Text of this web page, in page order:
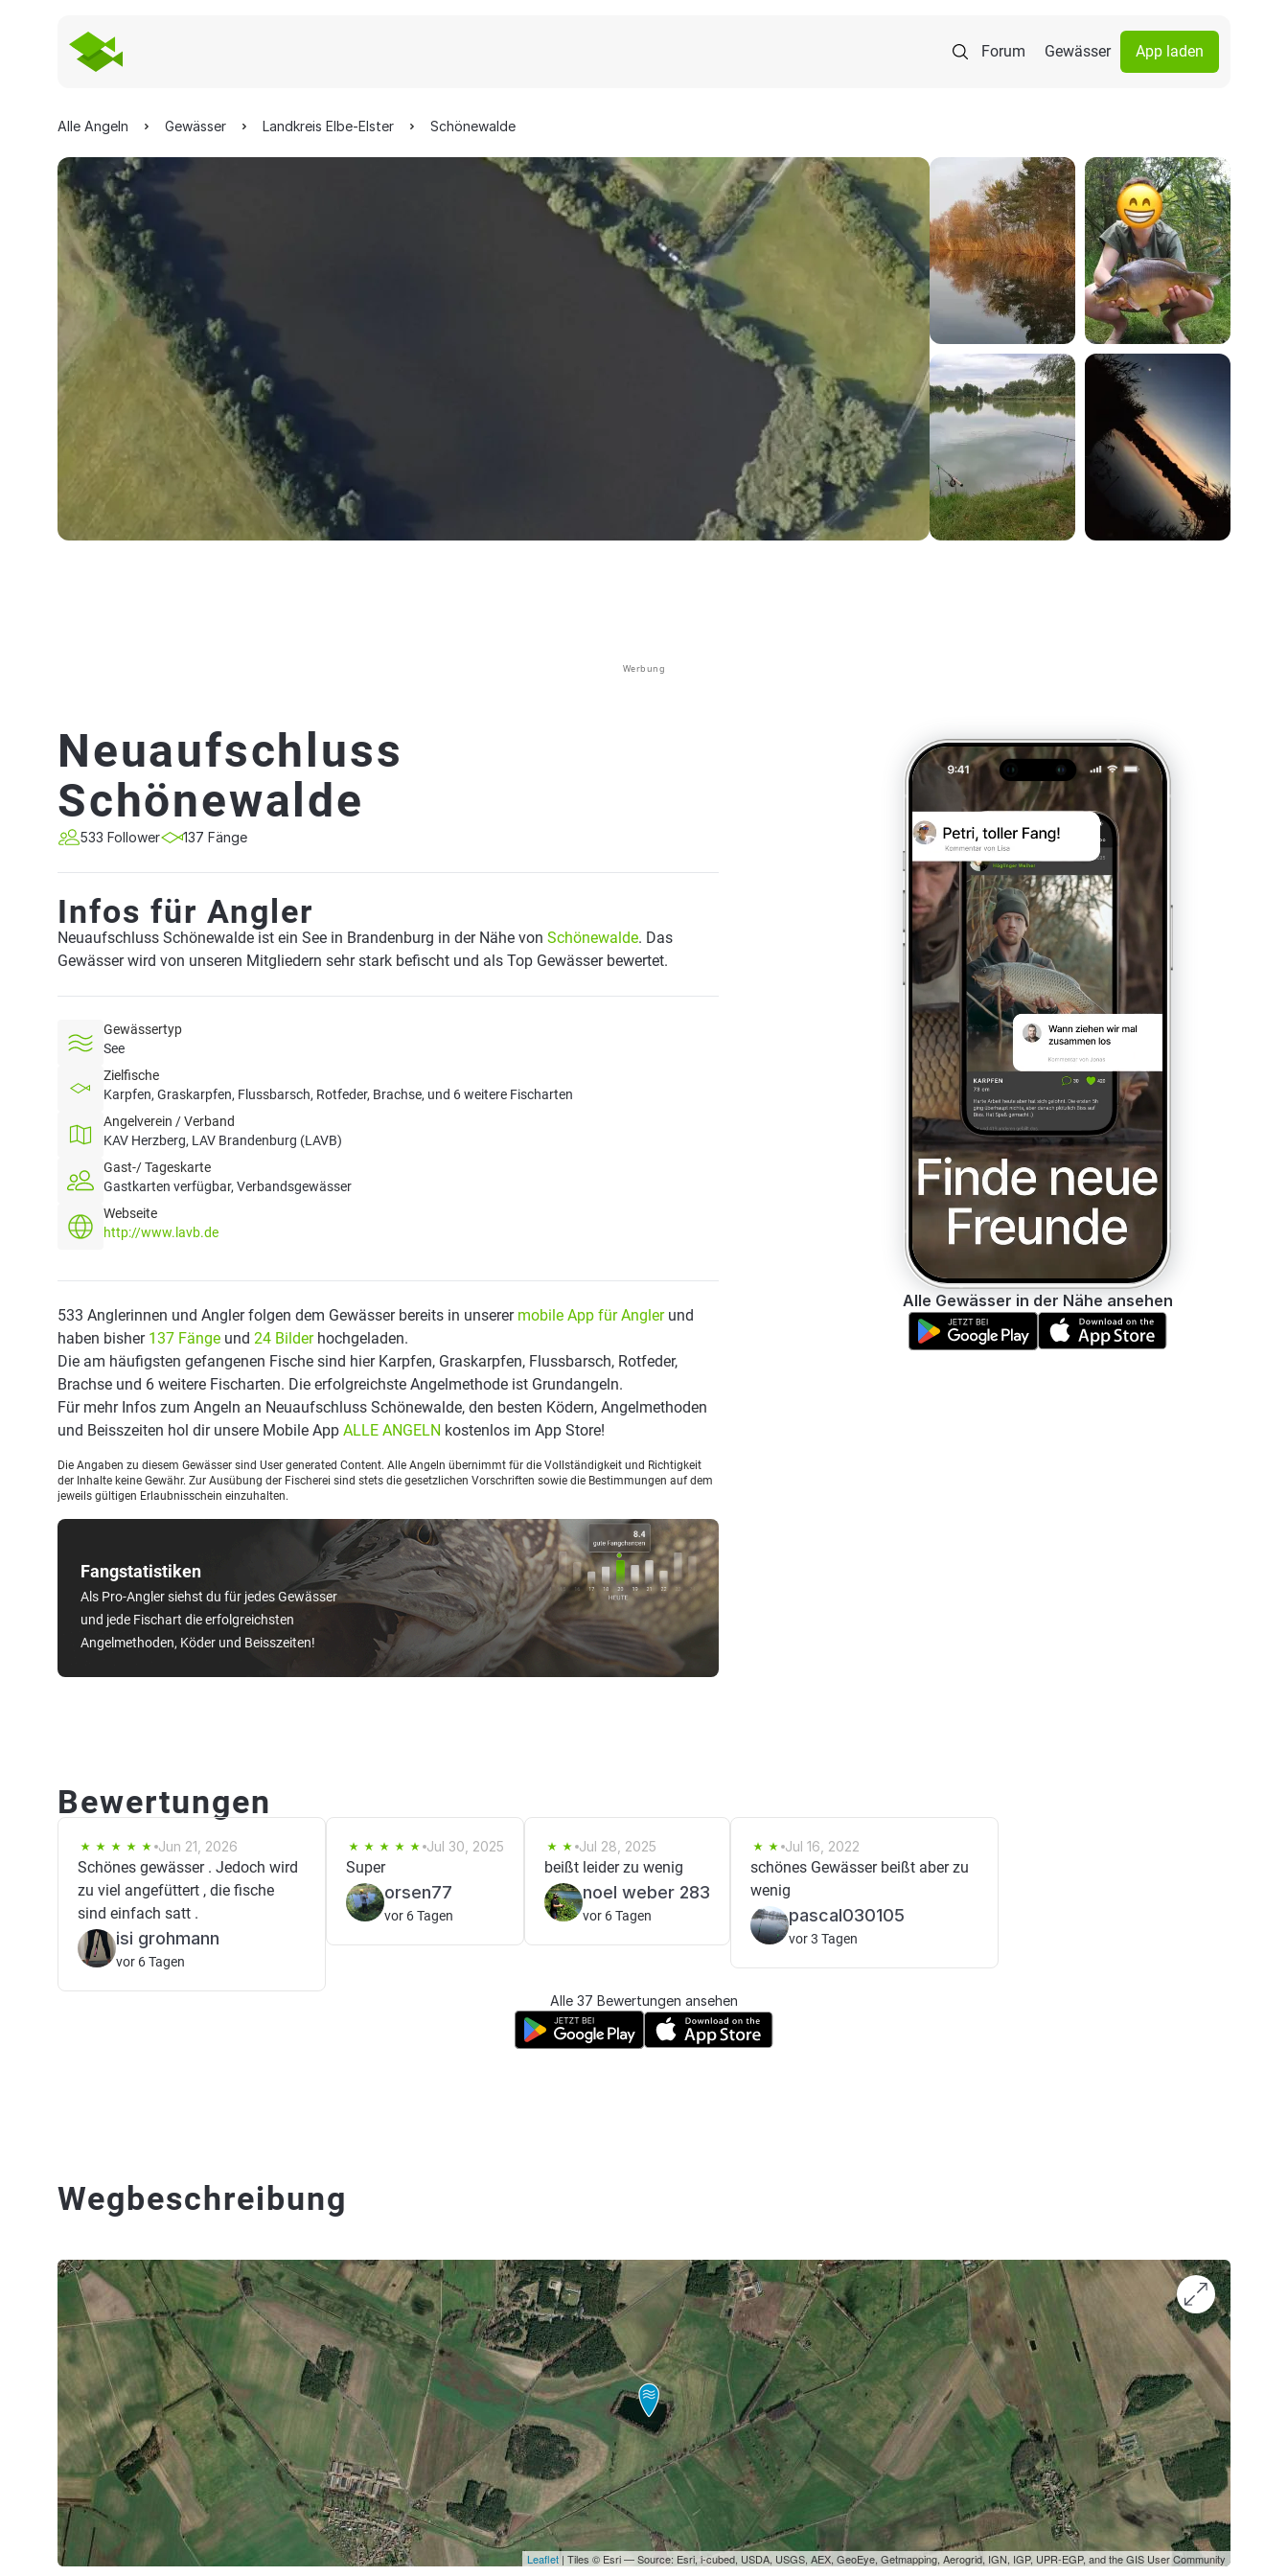
Forum Gewässer App laden
Alle Angeln Gewässer Landkreis Elbe-Elster Schönewalde
Werbung
Neuaufschluss
Schönewalde
533 Follower 137 Fänge
Infos für Angler
Neuaufschluss Schönewalde ist ein See in Brandenburg in der Nähe von Schönewalde. Das
Gewässer wird von unseren Mitgliedern sehr stark befischt und als Top Gewässer bewertet.
Gewässertyp
See
Zielfische
Karpfen, Graskarpfen, Flussbarsch, Rotfeder, Brachse, und 6 weitere Fischarten
Angelverein / Verband
KAV Herzberg, LAV Brandenburg (LAVB)
Gast-/ Tageskarte
Gastkarten verfügbar, Verbandsgewässer
Webseite
http://www.lavb.de
Fangstatistiken
Als Pro-Angler siehst du für jedes Gewässer
und jede Fischart die erfolgreichsten
Angelmethoden, Köder und Beisszeiten!
533 Anglerinnen und Angler folgen dem Gewässer bereits in unserer mobile App für Anglerund
haben bisher 137 Fänge und 24 Bilderhochgeladen.
Die am häufigsten gefangenen Fische sind hier Karpfen, Graskarpfen, Flussbarsch, Rotfeder,
Brachse und 6 weitere Fischarten. Die erfolgreichste Angelmethode ist Grundangeln.
Für mehr Infos zum Angeln an Neuaufschluss Schönewalde, den besten Ködern, Angelmethoden
und Beisszeiten hol dir unsere Mobile App ALLE ANGELN kostenlos im App Store!
Die Angaben zu diesem Gewässer sind User generated Content. Alle Angeln übernimmt für die Vollständigkeit und Richtigkeit
der Inhalte keine Gewähr. Zur Ausübung der Fischerei sind stets die gesetzlichen Vorschriften sowie die Bestimmungen auf dem
jeweils gültigen Erlaubnisschein einzuhalten.
Alle Gewässer in der Nähe ansehen
Bewertungen
Jun 21, 2026
Schönes gewässer . Jedoch wird
zu viel angefüttert , die fische
sind einfach satt .
isi grohmann
vor 6 Tagen
Jul 30, 2025
Super
orsen77
vor 6 Tagen
Jul 28, 2025
beißt leider zu wenig
noel weber 283
vor 6 Tagen
Jul 16, 2022
schönes Gewässer beißt aber zu
wenig
pascal030105
vor 3 Tagen
Alle 37 Bewertungen ansehen
Wegbeschreibung
Leaflet | Tiles © Esri — Source: Esri, i-cubed, USDA, USGS, AEX, GeoEye, Getmapping, Aerogrid, IGN, IGP, UPR-EGP, and the GIS User Community